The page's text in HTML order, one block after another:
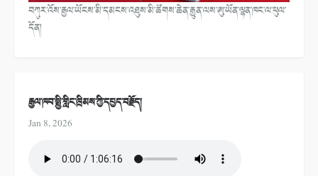
བཀུར་འོས་རྒྱལ་ཡོངས་མི་དམངས་འཐུས་མི་ཚོགས་ཆེན་རྒྱུན་ལས་ཨུ་ཡོན་ལྷན་ཁང་ལ་ཕུལ་
དོན།
རྒྱལ་ཁབ་སྤྱི་གླིང་ཁྲིམས་ཀྱི་དཔྱད་བརྗོད།
Jan 8, 2026